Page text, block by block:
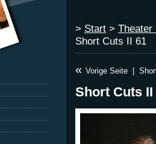
> Start > Theater
Short Cuts II 61
« Vorige Seite
Short Cuts II